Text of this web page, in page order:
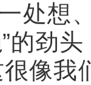
处想
的劲
很像